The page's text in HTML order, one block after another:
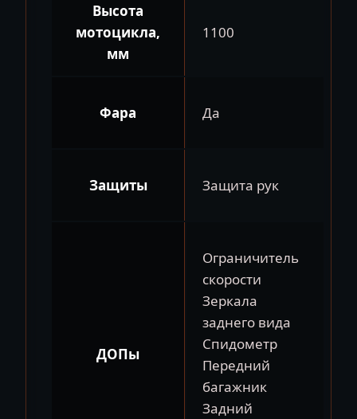
Высота
мотоцикла,
мм
1100
Фара Да
Защиты Защита рук
ДОПы
Ограничитель
скорости
Зеркала
заднего вида
Спидометр
Передний
багажник
Задний